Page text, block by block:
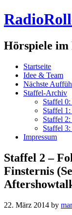
Hörspiele im
Startseite
Idee & Team
Nächste
Staffel-Archiv
Staffel
Staffel
Staffel
Staffel
Impressum
Staffel 2 –
Finsternis
22. März 2014 by